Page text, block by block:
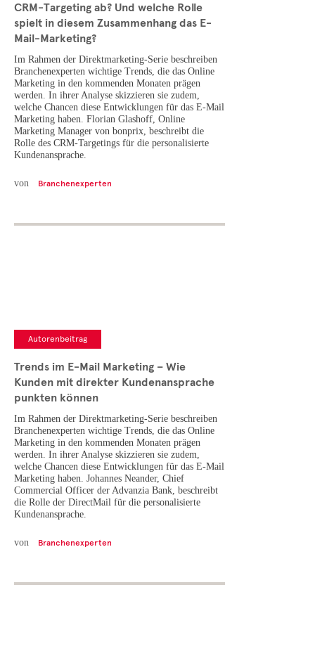
CRM-Targeting ab? Und welche Rolle
spielt in diesem Zusammenhang das E-
Mail-Marketing?
Im Rahmen der Direktmarketing-Serie beschreiben
Branchenexperten wichtige Trends, die das Online
Marketing in den kommenden Monaten prägen
werden. In ihrer Analyse skizzieren sie zudem,
welche Chancen diese Entwicklungen für das E-Mail
Marketing haben. Florian Glashoff, Online
Marketing Manager von bonprix, beschreibt die
Rolle des CRM-Targetings für die personalisierte
Kundenansprache.
von Branchenexperten
Autorenbeitrag
Trends im E-Mail Marketing – Wie
Kunden mit direkter Kundenansprache
punkten können
Im Rahmen der Direktmarketing-Serie beschreiben
Branchenexperten wichtige Trends, die das Online
Marketing in den kommenden Monaten prägen
werden. In ihrer Analyse skizzieren sie zudem,
welche Chancen diese Entwicklungen für das E-Mail
Marketing haben. Johannes Neander, Chief
Commercial Officer der Advanzia Bank, beschreibt
die Rolle der DirectMail für die personalisierte
Kundenansprache.
von Branchenexperten